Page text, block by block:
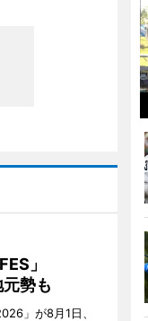
」
勢も
」が8月1日、